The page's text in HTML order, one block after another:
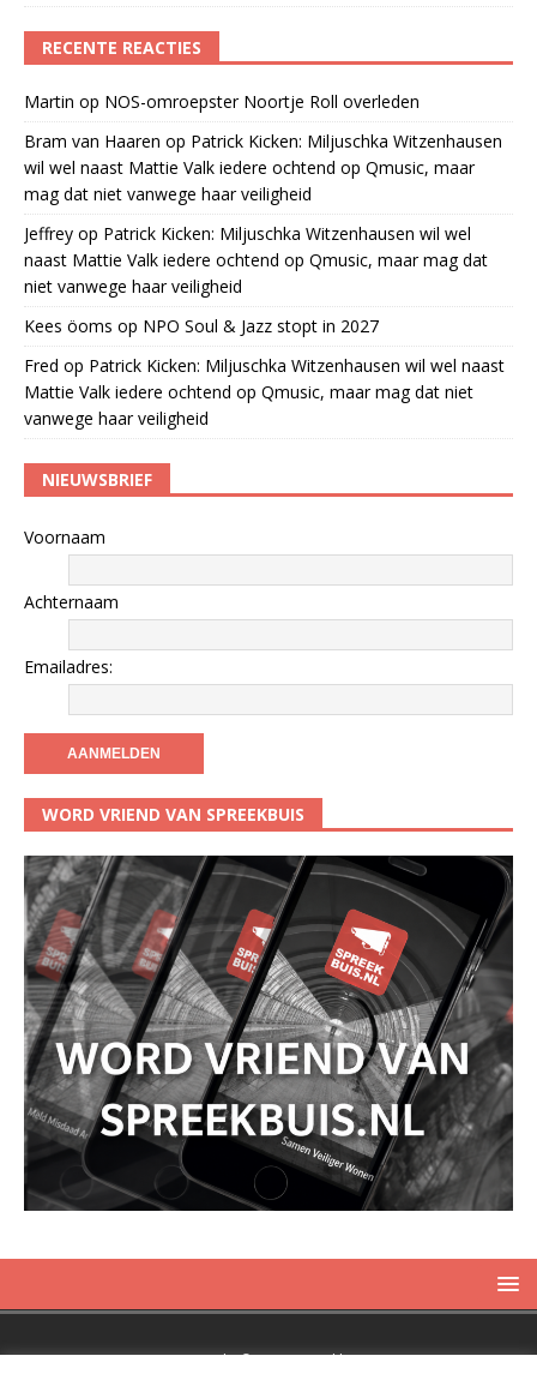
RECENTE REACTIES
Martin op NOS-omroepster Noortje Roll overleden
Bram van Haaren op Patrick Kicken: Miljuschka Witzenhausen
wil wel naast Mattie Valk iedere ochtend op Qmusic, maar
mag dat niet vanwege haar veiligheid
Jeffrey op Patrick Kicken: Miljuschka Witzenhausen wil wel
naast Mattie Valk iedere ochtend op Qmusic, maar mag dat
niet vanwege haar veiligheid
Kees öoms op NPO Soul & Jazz stopt in 2027
Fred op Patrick Kicken: Miljuschka Witzenhausen wil wel naast
Mattie Valk iedere ochtend op Qmusic, maar mag dat niet
vanwege haar veiligheid
NIEUWSBRIEF
Voornaam
Achternaam
Emailadres:
WORD VRIEND VAN SPREEKBUIS
Copyright © 2019 Spreekbuis